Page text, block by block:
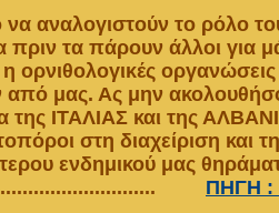
αναλογιστούν το ρόλο
τα πάρουν άλλοι για
η ορνιθολογικές
από μας. Ας μην
της ΙΤΑΛΙΑΣ και της
στη διαχείριση και
ενδημικού μας
ΠΗΓΗ :